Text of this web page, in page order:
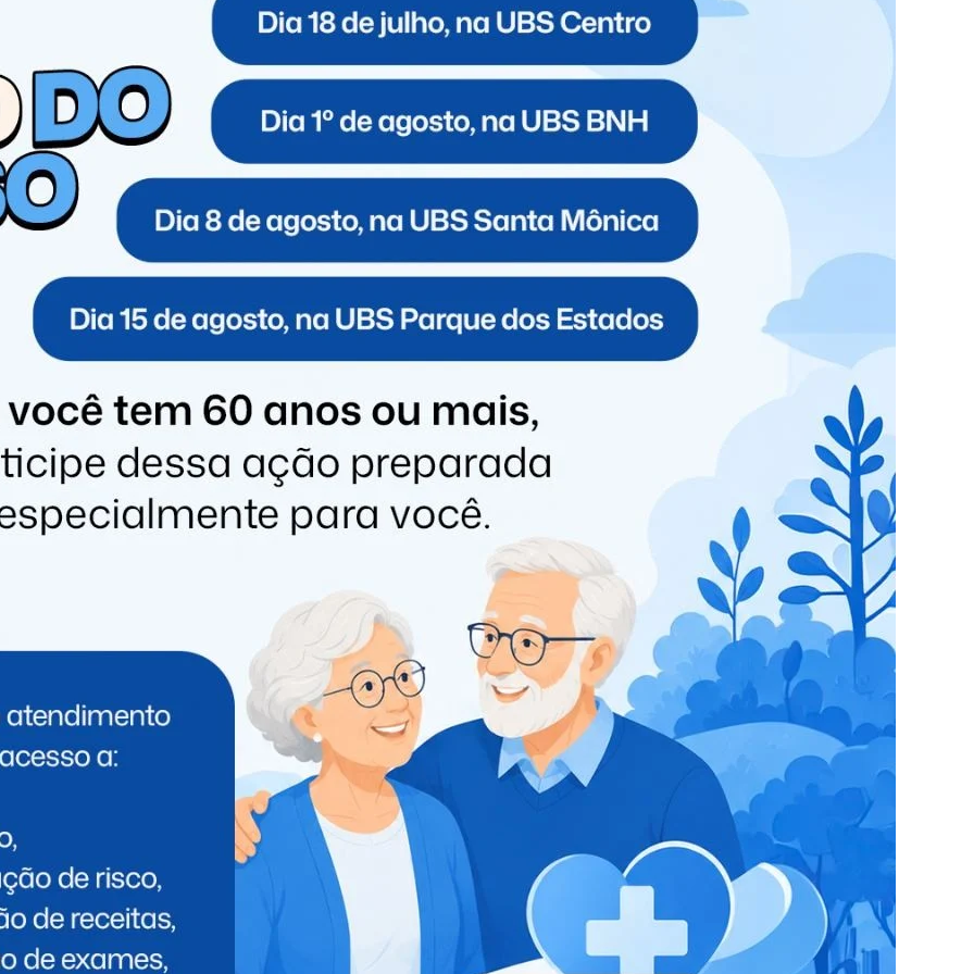
Turismo Religioso do Paraná conta com
mais um local de peregrinação: Santuário
do Divino Pai Eterno em Itaipulândia
GOSTAR